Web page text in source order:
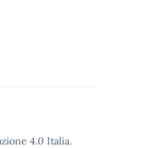
4.0 Italia.